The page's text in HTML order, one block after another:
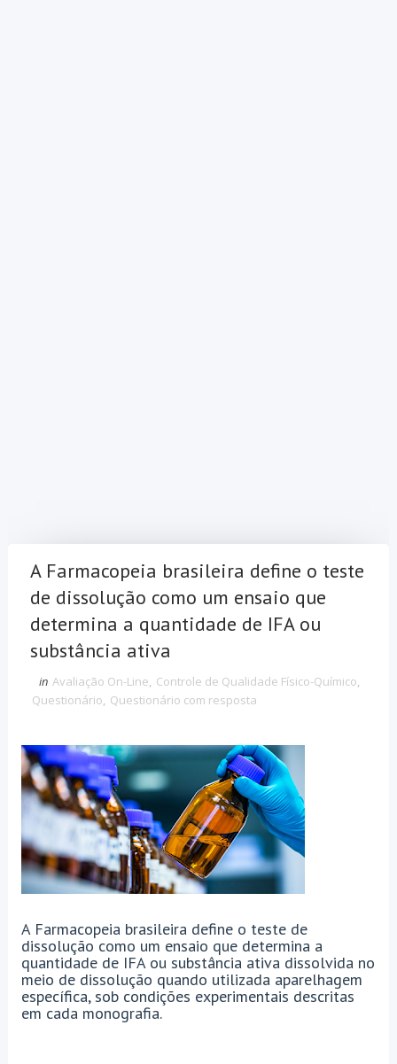
A Farmacopeia brasileira define o teste
de dissolução como um ensaio que
determina a quantidade de IFA ou
substância ativa
in Avaliação On-Line, Controle de Qualidade Físico-Químico,
Questionário, Questionário com resposta
A Farmacopeia brasileira define o teste de
dissolução como um ensaio que determina a
quantidade de IFA ou substância ativa dissolvida no
meio de dissolução quando utilizada aparelhagem
específica, sob condições experimentais descritas
em cada monografia.